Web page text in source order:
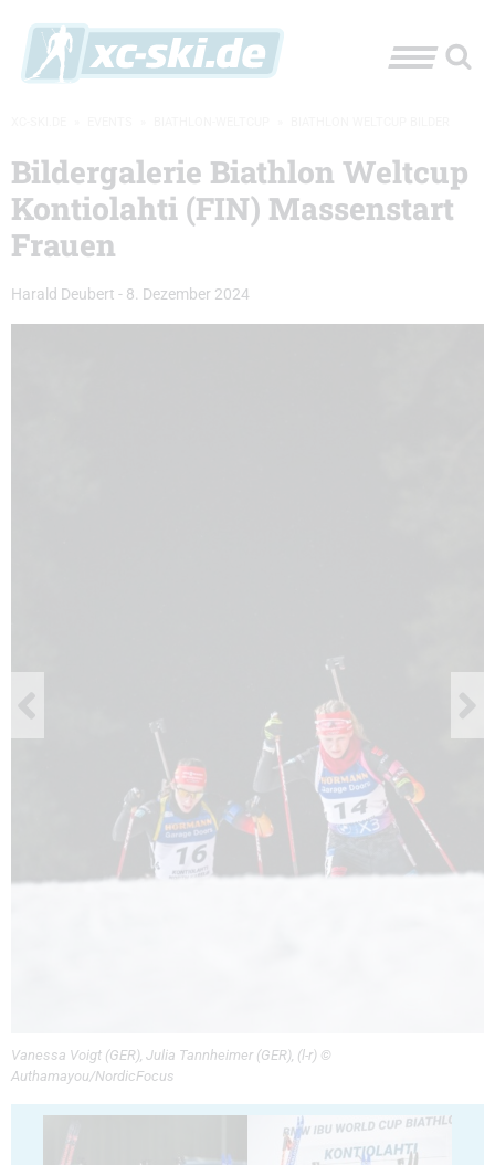
Bildergalerie Biathlon Weltcup
Kontiolahti (FIN) Massenstart
Frauen
Harald Deubert - 8. Dezember 2024
Vanessa Voigt (GER), Julia Tannheimer (GER), (l-r) ©
Authamayou/NordicFocus